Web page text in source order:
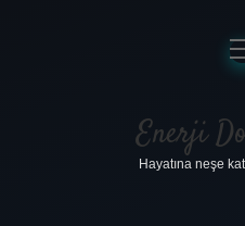
Gizlilik
Yasal
Enerji
Hayatına neşe